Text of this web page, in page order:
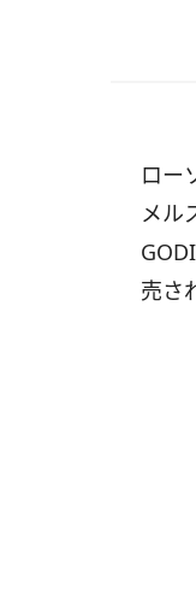
ロー
メル
売さ